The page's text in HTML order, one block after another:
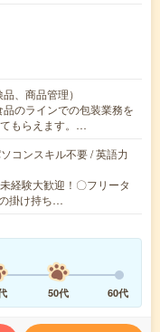
、商品管理）
のラインでの包装業務を
もらえます。…
コンスキル不要 / 英語力
経験大歓迎！〇フリータ
掛け持ち…
50代 60代